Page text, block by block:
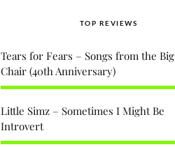
TOP REVIEWS
Tears for Fears – Songs from the Big
Chair (40th Anniversary)
Little Simz – Sometimes I Might Be
Introvert